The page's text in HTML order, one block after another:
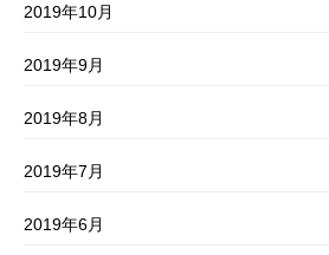
2019年10月
2019年9月
2019年8月
2019年7月
2019年6月